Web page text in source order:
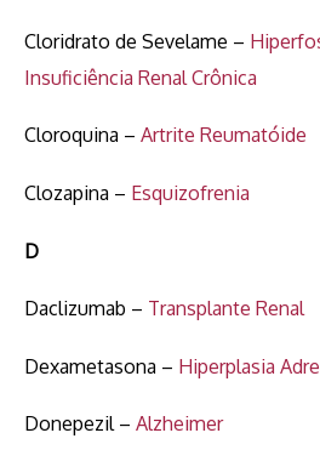
Cloridrato de Sevelame –
Insuficiência Renal Crônica
Cloroquina – Artrite Reumatóide
Clozapina – Esquizofrenia
D
Daclizumab – Transplante Renal
Dexametasona – Hiperplasia
Donepezil – Alzheimer